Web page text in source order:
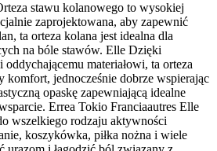
stawu kolanowego to wysokiej
zaprojektowana, aby zapewnić
ta orteza kolana jest idealna dla
na bóle stawów. Elle Dzięki
materiałowi, ta orteza
komfort, jednocześnie dobrze wspierając
opaskę zapewniającą idealne
Errea Tokio Franciaautres Elle
wszelkiego rodzaju aktywności
koszykówka, piłka nożna i wiele